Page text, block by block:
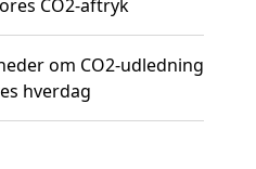
CO2-aftryk
om CO2-udledning
hverdag